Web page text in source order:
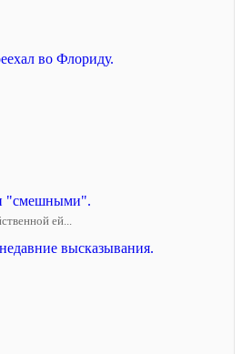
во Флориду.
"смешными".
ей...
высказывания.